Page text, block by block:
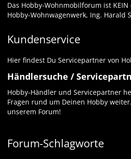
Das Hobby-Wohnmobilforum ist
Hobby-Wohnwagenwerk, Ing. Harald
Kundenservice
Hier findest Du Servicepartner von
Händlersuche /
Hobby-Händler und Servicepartner
Fragen rund um Deinen Hobby
unserem Forum!
Forum-Schlagworte